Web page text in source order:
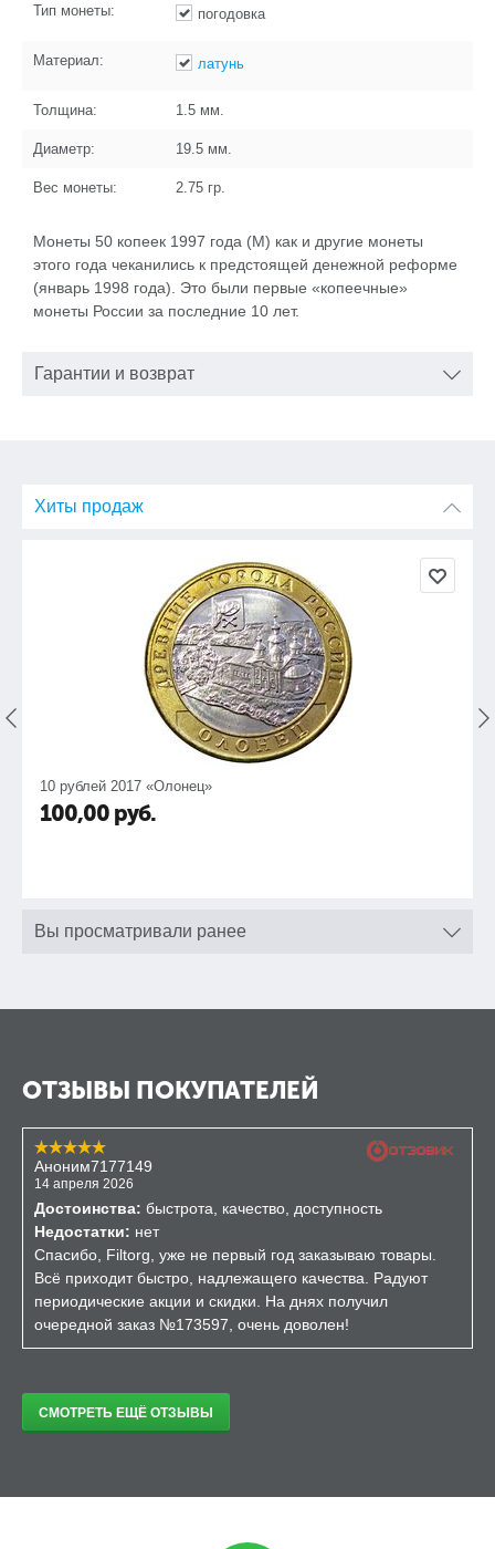
Тип монеты: погодовка
Материал: латунь
Толщина: 1.5 мм.
Диаметр: 19.5 мм.
Вес монеты: 2.75 гр.
Монеты 50 копеек 1997 года (М) как и другие монеты
этого года чеканились к предстоящей денежной реформе
(январь 1998 года). Это были первые «копеечные»
монеты России за последние 10 лет.
Гарантии и возврат
Хиты продаж
10 рублей 2017 «Олонец»
100,00 руб.
Вы просматривали ранее
ОТЗЫВЫ ПОКУПАТЕЛЕЙ
Аноним7177149
14 апреля 2026
Достоинства: быстрота, качество, доступность
Недостатки: нет
Спасибо, Filtorg, уже не первый год заказываю товары.
Всё приходит быстро, надлежащего качества. Радуют
периодические акции и скидки. На днях получил
очередной заказ №173597, очень доволен!
СМОТРЕТЬ ЕЩЁ ОТЗЫВЫ